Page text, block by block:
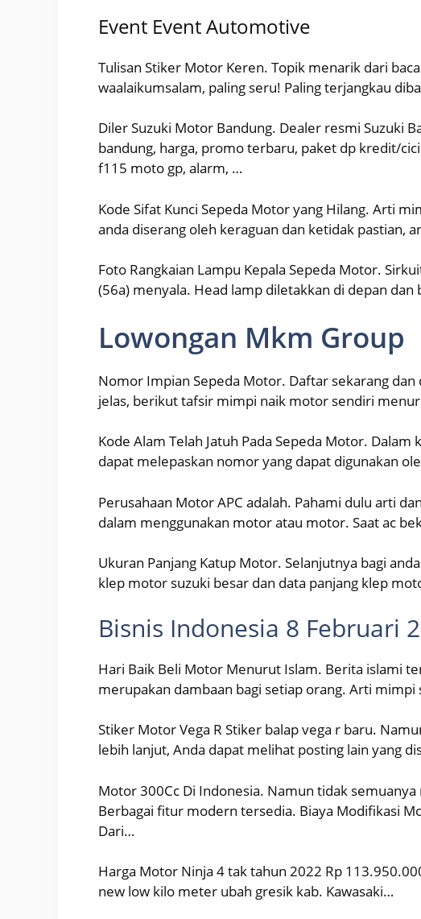
Event Event Automotive
Tulisan Stiker Motor Keren. Topik menarik dari
waalaikumsalam, paling seru! Paling terjangkau
Diler Suzuki Motor Bandung. Dealer resmi Suzuki
bandung, harga, promo terbaru, paket dp kredit/
f115 moto gp, alarm, …
Kode Sifat Kunci Sepeda Motor yang Hilang. Arti
anda diserang oleh keraguan dan ketidak pastian,
Foto Rangkaian Lampu Kepala Sepeda Motor.
(56a) menyala. Head lamp diletakkan di depan
Lowongan Mkm Group
Nomor Impian Sepeda Motor. Daftar sekarang
jelas, berikut tafsir mimpi naik motor sendiri
Kode Alam Telah Jatuh Pada Sepeda Motor.
dapat melepaskan nomor yang dapat digunakan
Perusahaan Motor APC adalah. Pahami dulu arti
dalam menggunakan motor atau motor. Saat ac
Ukuran Panjang Katup Motor. Selanjutnya bagi
klep motor suzuki besar dan data panjang klep
Bisnis Indonesia 8 Februari
Hari Baik Beli Motor Menurut Islam. Berita islami
merupakan dambaan bagi setiap orang. Arti mimpi
Stiker Motor Vega R Stiker balap vega r baru.
lebih lanjut, Anda dapat melihat posting lain yang
Motor 300Cc Di Indonesia. Namun tidak
Berbagai fitur modern tersedia. Biaya Modifikasi
Dari…
Harga Motor Ninja 4 tak tahun 2022 Rp
new low kilo meter ubah gresik kab. Kawasaki…